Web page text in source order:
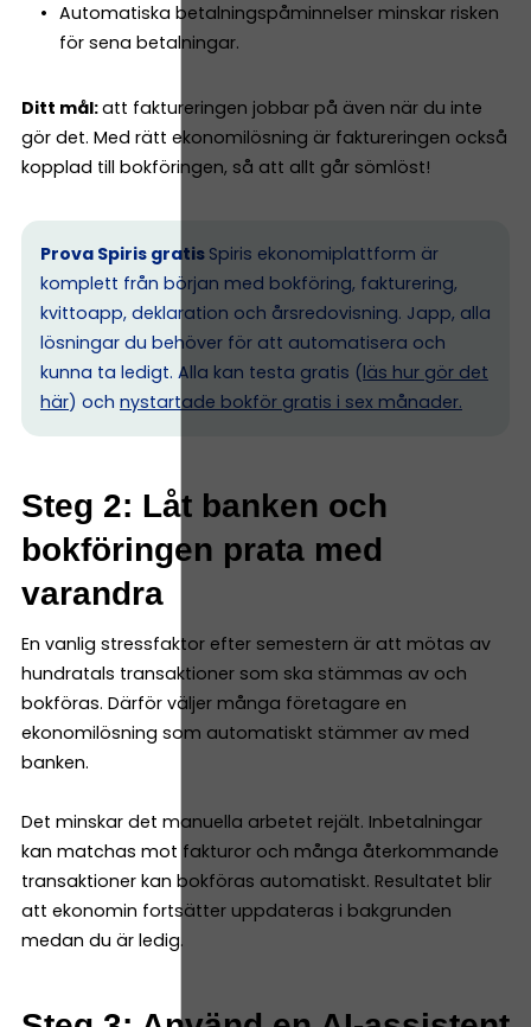
Automatiska betalningspåminnelser minskar risken
för sena betalningar.
Ditt mål:att faktureringen jobbar på även när du inte
gör det. Med rätt ekonomilösning är faktureringen också
kopplad till bokföringen, så att allt går sömlöst!
Prova Spiris gratis Spiris ekonomiplattform är
komplett från början med bokföring, fakturering,
kvittoapp, deklaration och årsredovisning. Japp, alla
lösningar du behöver för att automatisera och
kunna ta ledigt. Alla kan testa gratis (läs hur gör det
här) och nystartade bokför gratis i sex månader.
Steg 2: Låt banken och
bokföringen prata med
varandra
En vanlig stressfaktor efter semestern är att mötas av
hundratals transaktioner som ska stämmas av och
bokföras. Därför väljer många företagare en
ekonomilösning som automatiskt stämmer av med
banken.
Det minskar det manuella arbetet rejält. Inbetalningar
kan matchas mot fakturor och många återkommande
transaktioner kan bokföras automatiskt. Resultatet blir
att ekonomin fortsätter uppdateras i bakgrunden
medan du är ledig.